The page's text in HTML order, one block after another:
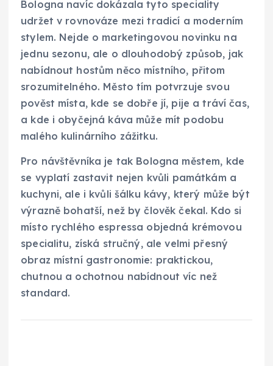
Bologna navíc dokázala tyto speciality
udržet v rovnováze mezi tradicí a moderním
stylem. Nejde o marketingovou novinku na
jednu sezonu, ale o dlouhodobý způsob, jak
nabídnout hostům něco místního, přitom
srozumitelného. Město tím potvrzuje svou
pověst místa, kde se dobře jí, pije a tráví čas,
a kde i obyčejná káva může mít podobu
malého kulinárního zážitku.
Pro návštěvníka je tak Bologna městem, kde
se vyplatí zastavit nejen kvůli památkám a
kuchyni, ale i kvůli šálku kávy, který může být
výrazně bohatší, než by člověk čekal. Kdo si
místo rychlého espressa objedná krémovou
specialitu, získá stručný, ale velmi přesný
obraz místní gastronomie: praktickou,
chutnou a ochotnou nabídnout víc než
standard.